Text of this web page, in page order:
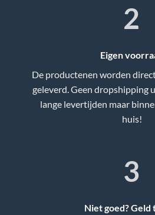
2
Eigen
De productenen worden
geleverd. Geen dropshipping
lange levertijden maar
huis!
3
Niet goed? Geld